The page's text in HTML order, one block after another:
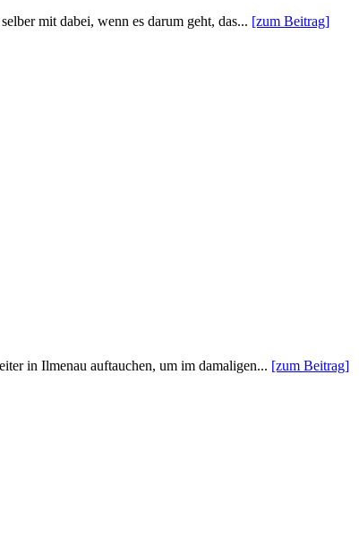
mit dabei, wenn es darum geht, das... [zum Beitrag]
in Ilmenau auftauchen, um im damaligen... [zum Beitrag]